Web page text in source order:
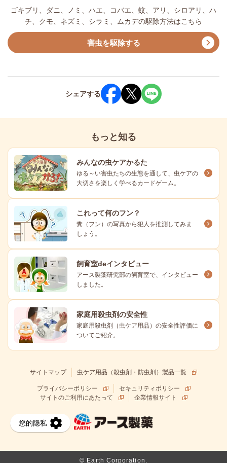
ゴキブリ、ダニ、ノミ、ハエ、コバエ、蚊、アリ、シロアリ、ハ
チ、クモ、ネズミ、シラミ、ムカデの駆除方法はこちら
害虫を駆除する
シェアする
もっと知る
みんなの虫ケアかるた
ゆる～い害虫たちの生態を通して、虫ケアの
大切さを楽しく学べるカードゲーム。
これって何のフン？
糞（フン）の写真から犯人を推測してみま
しょう。
飼育室deインタビュー
アース製薬研究部の飼育室で、インタビュー
しました。
家庭用殺虫剤の安全性
家庭用殺虫剤（虫ケア用品）の安全性評価に
ついてご紹介。
サイトマップ 虫ケア用品（殺虫剤・防虫剤）製品一覧
プライバシーポリシー
セキュリティポリシー
サイトのご利用にあたって
企業情報サイト
© Earth Corporation.